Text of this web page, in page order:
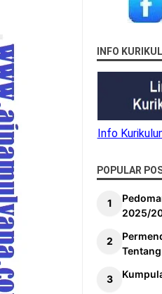
INFO
Info
POPULAR
2025/